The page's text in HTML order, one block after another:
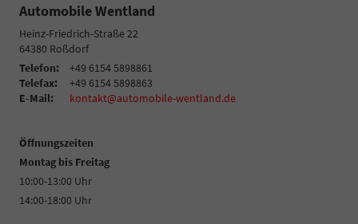
Automobile Wentland
Heinz-Friedrich-Straße 22
64380 Roßdorf
Telefon:
+49 6154 5898861
Telefax:
+49 6154 5898863
E-Mail:
kontakt@automobile-wentland.de
Öffnungszeiten
Montag bis Freitag
10:00-13:00 Uhr
14:00-18:00 Uhr